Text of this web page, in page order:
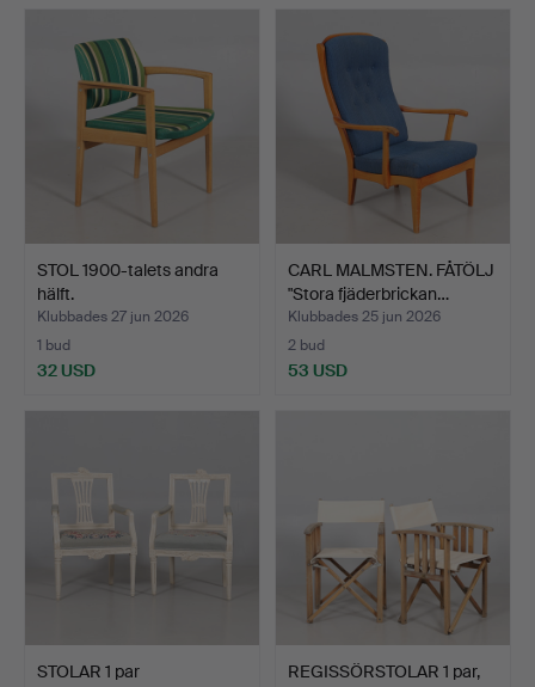
STOL 1900-talets andra
hälft.
Klubbades 27 jun 2026
1 bud
32 USD
CARL MALMSTEN. FÅTÖLJ
"Stora fjäderbrickan…
Klubbades 25 jun 2026
2 bud
53 USD
STOLAR 1 par
REGISSÖRSTOLAR 1 par,